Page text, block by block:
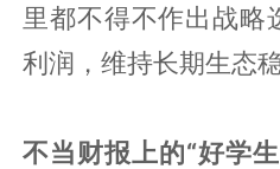
里都不得不作出战
利润，维持长期生态稳
不当财报上的“好学